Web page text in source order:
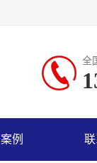
全
例